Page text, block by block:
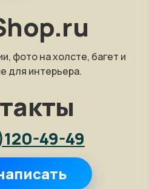
фото на холсте, багет и
для интерьера.
49-49